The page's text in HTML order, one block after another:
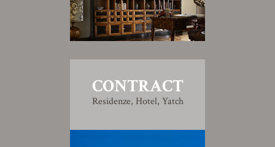
CONTRACT
Residenze, Hotel, Yatch